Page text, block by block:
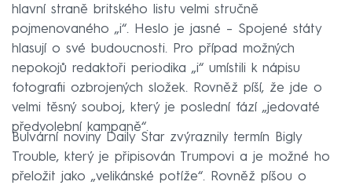
hlavní straně britského listu velmi stručně
pojmenovaného „i“. Heslo je jasné – Spojené státy
hlasují o své budoucnosti. Pro případ možných
nepokojů redaktoři periodika „i“ umístili k nápisu
fotografii ozbrojených složek. Rovněž píší, že jde o
velmi těsný souboj, který je poslední fází „jedovaté
předvolební kampaně“.
Bulvární noviny Daily Star zvýraznily termín Bigly
Trouble, který je připisován Trumpovi a je možné ho
přeložit jako „velikánské potíže“. Rovněž píšou o